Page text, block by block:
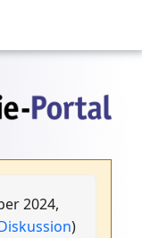
2024,
)